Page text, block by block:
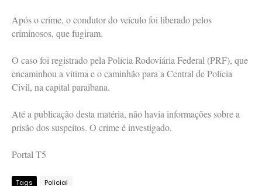
Após o crime, o condutor do veículo foi liberado pelos
criminosos, que fugiram.
O caso foi registrado pela Polícia Rodoviária Federal (PRF), que
encaminhou a vítima e o caminhão para a Central de Polícia
Civil, na capital paraibana.
Até a publicação desta matéria, não havia informações sobre a
prisão dos suspeitos. O crime é investigado.
Portal T5
Tags Policial